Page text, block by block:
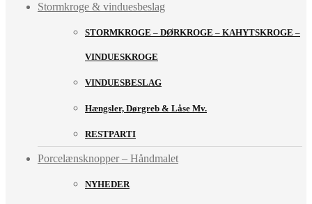
Stormkroge & vinduesbeslag
STORMKROGE – DØRKROGE – KAHYTSKROGE –
VINDUESKROGE
VINDUESBESLAG
Hængsler, Dørgreb & Låse Mv.
RESTPARTI
Porcelænsknopper – Håndmalet
NYHEDER